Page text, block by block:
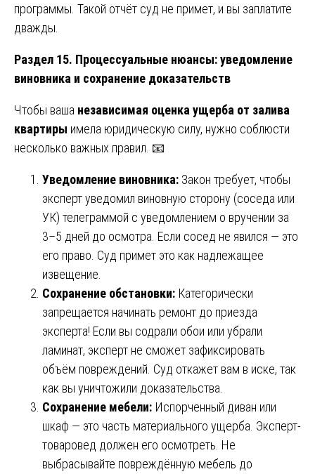
программы. Такой отчёт суд не примет, и вы заплатите
дважды.
Раздел 15. Процессуальные нюансы: уведомление
виновника и сохранение доказательств
Чтобы ваша независимая оценка ущерба от залива
квартиры имела юридическую силу, нужно соблюсти
несколько важных правил. 📧
Уведомление виновника: Закон требует, чтобы
эксперт уведомил виновную сторону (соседа или
УК) телеграммой с уведомлением о вручении за
3–5 дней до осмотра. Если сосед не явился — это
его право. Суд примет это как надлежащее
извещение.
Сохранение обстановки: Категорически
запрещается начинать ремонт до приезда
эксперта! Если вы содрали обои или убрали
ламинат, эксперт не сможет зафиксировать
объём повреждений. Суд откажет вам в иске, так
как вы уничтожили доказательства.
Сохранение мебели: Испорченный диван или
шкаф — это часть материального ущерба. Эксперт-
товаровед должен его осмотреть. Не
выбрасывайте повреждённую мебель до